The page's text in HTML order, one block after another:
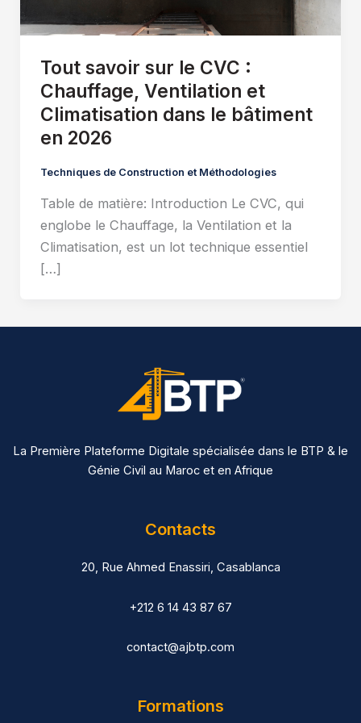
Tout savoir sur le CVC :
Chauffage, Ventilation et
Climatisation dans le bâtiment
en 2026
Techniques de Construction et Méthodologies
Table de matière: Introduction Le CVC, qui
englobe le Chauffage, la Ventilation et la
Climatisation, est un lot technique essentiel
[…]
La Première Plateforme Digitale spécialisée dans le BTP & le
Génie Civil au Maroc et en Afrique
Contacts
20, Rue Ahmed Enassiri, Casablanca
+212 6 14 43 87 67
contact@ajbtp.com
Formations